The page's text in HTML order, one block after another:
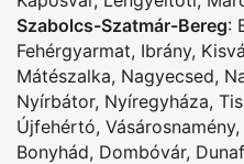
Szabolcs-Szatmár-Bereg:
Fehérgyarmat, Ibrány,
Mátészalka, Nagyecsed,
Nyírbátor, Nyíregyháza,
Újfehértó, Vásárosnamény,
Bonyhád, Dombóvár,